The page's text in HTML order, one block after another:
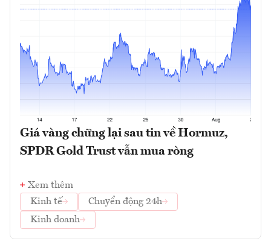
Giá vàng chững lại sau tin về Hormuz,
SPDR Gold Trust vẫn mua ròng
Xem thêm
Kinh tế
Chuyển động 24h
Kinh doanh